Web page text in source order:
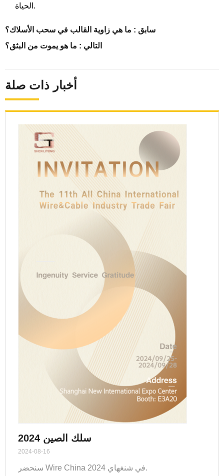
الحياة.
سابق : ما هي زاوية القالب في سحب الأسلاك؟
التالي : ما هو يموت من البثق؟
أخبار ذات صلة
سلك الصين 2024
2024-08-16
سنحضر Wire China 2024 في شنغهاي.